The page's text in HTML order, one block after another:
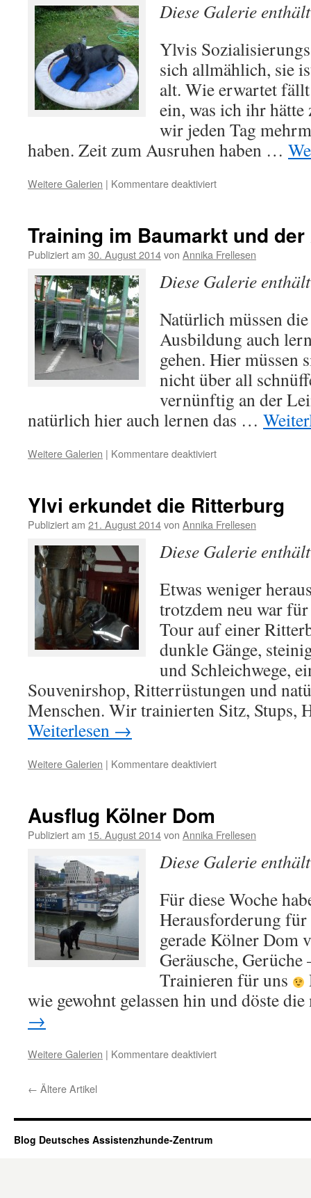
Diese Galerie
Ylvis
sich allmählich, sie
alt. Wie erwartet
ein, was ich ihr
wir jeden Tag
haben. Zeit zum Ausruhen haben …
Weitere Galerien | Kommentare deaktiviert
Ausbildung
von
Training im Baumarkt und
Publiziert am 30. August 2014von Annika Frellesen
Diese Galerie
Natürlich müssen
Ausbildung auch
gehen. Hier müssen
nicht über all
vernünftig an der
natürlich hier auch lernen das …
Weitere Galerien | Kommentare deaktiviert
Baumarkt
und
der
Ylvi erkundet die Ritterburg
Publiziert am 21. August 2014von Annika Frellesen
Diese Galerie
Etwas weniger
trotzdem neu war
Tour auf einer
dunkle Gänge,
und Schleichwege,
Souvenirshop, Ritterrüstungen und
Menschen. Wir trainierten Sitz, Stups,
Weiterlesen →
Weitere Galerien | Kommentare deaktiviert
Ausflug Kölner Dom
Publiziert am 15. August 2014von Annika Frellesen
Diese Galerie
Für diese Woche
Herausforderung
gerade Kölner Dom
Geräusche,
Trainieren für uns
wie gewohnt gelassen hin und döste
→
Weitere Galerien | Kommentare deaktiviert
← Ältere Artikel
Blog Deutsches Assistenzhunde-Zentrum